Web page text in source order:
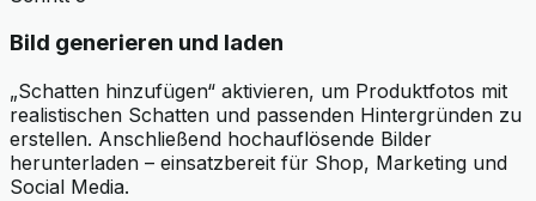
Bild generieren und laden
„Schatten hinzufügen“ aktivieren, um Produktfotos mit
realistischen Schatten und passenden Hintergründen zu
erstellen. Anschließend hochauflösende Bilder
herunterladen – einsatzbereit für Shop, Marketing und
Social Media.